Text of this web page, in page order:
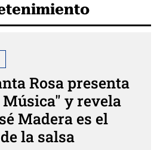
Rosa presenta
y revela
Madera es el
la salsa